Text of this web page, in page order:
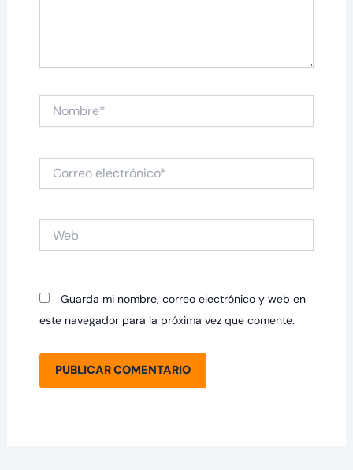
Nombre*
electrónico*
Guarda mi nombre, correo electrónico y web en
este navegador para la próxima vez que comente.